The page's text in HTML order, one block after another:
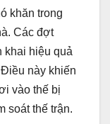
khăn trong
Các đợt
khai hiệu quả
này khiến
vào thế bị
soát thế trận.